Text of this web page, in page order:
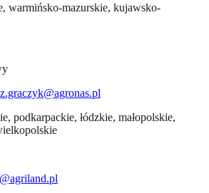
warmińsko-mazurskie, kujawsko-
podkarpackie, łódzkie, małopolskie,